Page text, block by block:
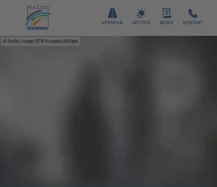
VERKEHR WETTER NEWS KONTAKT
Heiko Junge/NTB Scanpix/AP/dpa